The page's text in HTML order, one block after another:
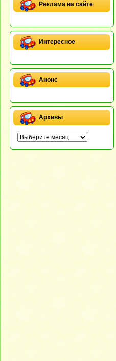
Реклама на сайте
Интересное
Анонс
Архивы